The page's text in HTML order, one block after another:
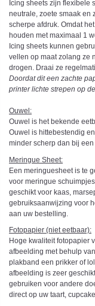
Icing sheets zijn flexibele
neutrale, zoete smaak en
scherpe afdruk. Omdat
houden met maximaal 1
Icing sheets kunnen
vellen op maat zolang ze
drogen. Draai ze
Doordat dit een zachte
printer lichte strepen op
Ouwel:
Ouwel is het bekende
Ouwel is hittebestendig
minder scherp dan bij
Meringue Sheet:
Een meringuesheet is te
voor meringue
geschikt voor kaas,
gebruiksaanwijzing voor
aan uw bestelling.
Fotopapier (niet eetbaar):
Hoge kwaliteit fotopapier
afbeelding met behulp
plakband een prikker of
afbeelding is zeer
gebruiken voor andere
direct op uw taart,